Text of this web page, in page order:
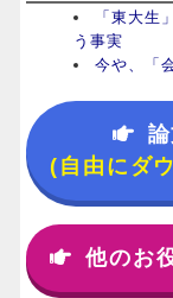
「東大生
う事実
今や、「
(自由にダ
他のお